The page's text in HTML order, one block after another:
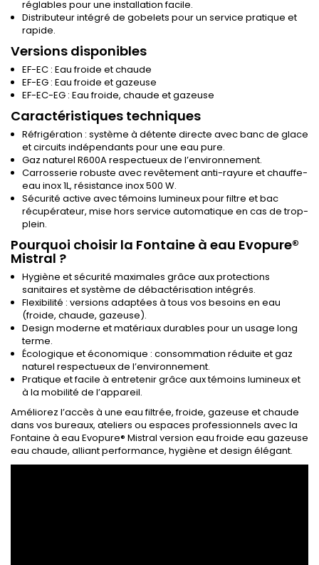
réglables pour une installation facile.
Distributeur intégré de gobelets pour un service pratique et
rapide.
Versions disponibles
EF-EC : Eau froide et chaude
EF-EG : Eau froide et gazeuse
EF-EC-EG : Eau froide, chaude et gazeuse
Caractéristiques techniques
Réfrigération : système à détente directe avec banc de glace
et circuits indépendants pour une eau pure.
Gaz naturel R600A respectueux de l’environnement.
Carrosserie robuste avec revêtement anti-rayure et chauffe-
eau inox 1L, résistance inox 500 W.
Sécurité active avec témoins lumineux pour filtre et bac
récupérateur, mise hors service automatique en cas de trop-
plein.
Pourquoi choisir la Fontaine à eau Evopure®
Mistral ?
Hygiène et sécurité maximales grâce aux protections
sanitaires et système de débactérisation intégrés.
Flexibilité : versions adaptées à tous vos besoins en eau
(froide, chaude, gazeuse).
Design moderne et matériaux durables pour un usage long
terme.
Écologique et économique : consommation réduite et gaz
naturel respectueux de l’environnement.
Pratique et facile à entretenir grâce aux témoins lumineux et
à la mobilité de l’appareil.
Améliorez l’accès à une eau filtrée, froide, gazeuse et chaude
dans vos bureaux, ateliers ou espaces professionnels avec la
Fontaine à eau Evopure® Mistral version eau froide eau gazeuse
eau chaude, alliant performance, hygiène et design élégant.